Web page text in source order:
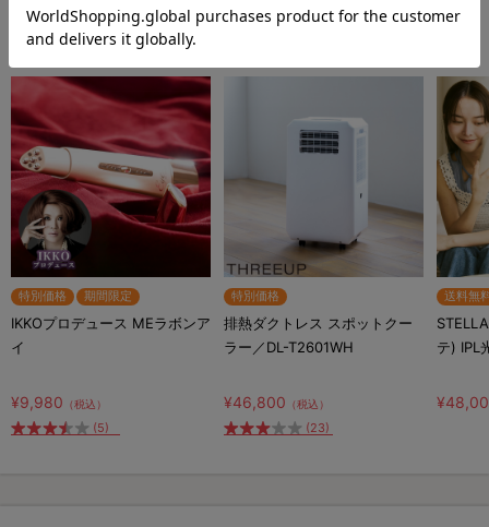
この商品をチェックした人が
購入している商品
特別価格 期間限定
IKKOプロデュース MEラボンア
イ
¥9,980 （税込）
(5)
特別価格
排熱ダクトレス スポットクー
ラー／DL-T2601WH
¥46,800 （税込）
(23)
送料無
テ) IPL